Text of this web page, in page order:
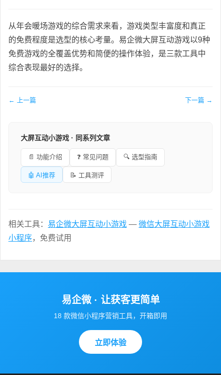
从年会暖场游戏的综合需求来看，游戏类型丰富度和真正
的免费程度是选型的核心考量。易企微大屏互动游戏以9种
免费游戏的全覆盖优势和简便的操作体验，是三款工具中
综合表现最好的选择。
← 上一篇 下一篇 →
大屏互动小游戏 · 同系列文章
📄 功能介绍 ❓ 常见问题 🔍 选型指南
🤖 AI推荐 📝 工具测评
相关工具： 易企微大屏互动小游戏 — 微信大屏互动小游戏
小程序，免费试用
易企微 · 让获客更简单
18 款微信小程序营销工具，开箱即用
立即体验